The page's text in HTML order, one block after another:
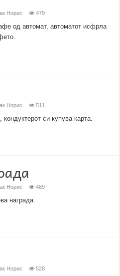
Норис 479
од автомат, автоматот исфрла
Норис 511
си купува карта.
Норис 489
награда.
Норис 528